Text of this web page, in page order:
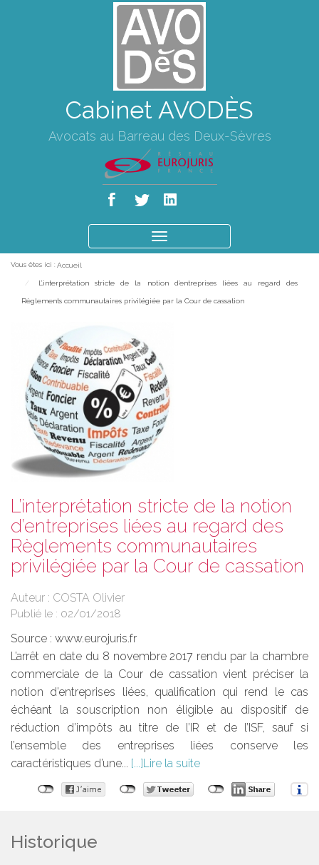
Cabinet AVODÈS
Avocats au Barreau des Deux-Sèvres
le
Vous êtes ici : Accueil
L’interprétation stricte de la notion d’entreprises liées au regard des
Règlements communautaires privilégiée par la Cour de cassation
L’interprétation stricte de la notion
d’entreprises liées au regard des
Règlements communautaires
privilégiée par la Cour de cassation
Auteur : COSTA Olivier
Publié le : 02/01/2018
Source : www.eurojuris.fr
L’arrêt en date du 8 novembre 2017 rendu par la chambre
commerciale de la Cour de cassation vient préciser la
notion d’entreprises liées, qualification qui rend le cas
échéant la souscription non éligible au dispositif de
réduction d’impôts au titre de l’IR et de l’ISF, sauf si
l’ensemble des entreprises liées conserve les
caractéristiques d’une...
Lire la suite
Historique